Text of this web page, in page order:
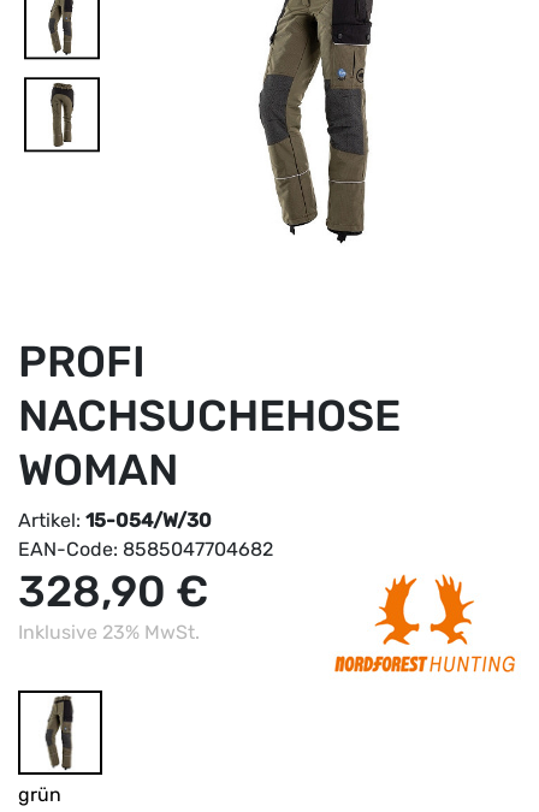
PROFI
NACHSUCHEHOSE
WOMAN
Artikel: 15-054/W/30
EAN-Code: 8585047704682
328,90 €
Inklusive 23% MwSt.
grün